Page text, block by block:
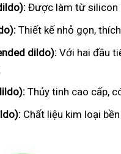
Được làm từ silicon
Thiết kế nhỏ gọn,
dildo): Với hai đầu
Thủy tinh cao cấp,
Chất liệu kim loại